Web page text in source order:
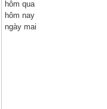
hôm qua
hôm nay
ngày mai